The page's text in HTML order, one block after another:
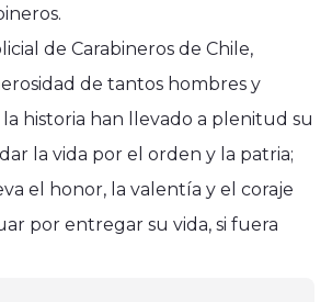
de Carabineros de Chile,
de tantos hombres y
historia han llevado a plenitud su
la vida por el orden y la patria;
el honor, la valentía y el coraje
por entregar su vida, si fuera
Terreno con primera